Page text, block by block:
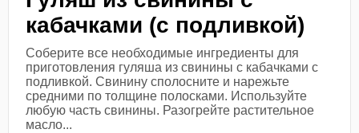
кабачками (с подливкой)
Соберите все необходимые ингредиенты для
приготовления гуляша из свинины с кабачками с
подливкой. Свинину сполосните и нарежьте
средними по толщине полосками. Используйте
любую часть свинины. Разогрейте растительное
масло...